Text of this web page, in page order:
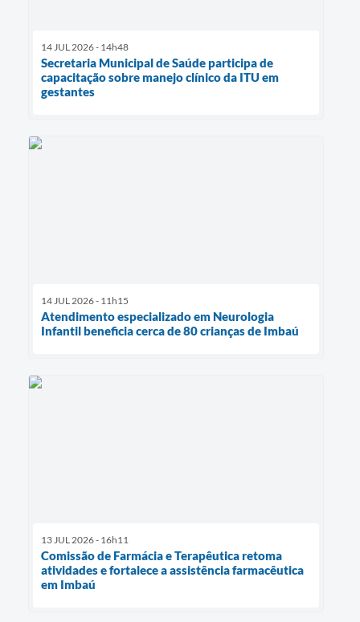
14 JUL 2026 - 14h48
Secretaria Municipal de Saúde participa de
capacitação sobre manejo clínico da ITU em
gestantes
14 JUL 2026 - 11h15
Atendimento especializado em Neurologia
Infantil beneficia cerca de 80 crianças de Imbaú
13 JUL 2026 - 16h11
Comissão de Farmácia e Terapêutica retoma
atividades e fortalece a assistência farmacêutica
em Imbaú